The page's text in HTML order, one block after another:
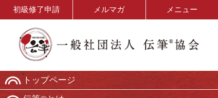
初級修了申請 メルマガ メニュー
トップページ